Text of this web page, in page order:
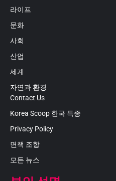
라이프
문화
사회
산업
세계
자연과 환경
Contact Us
Korea Scoop 한국 특종
Privacy Policy
면책 조항
모든 뉴스